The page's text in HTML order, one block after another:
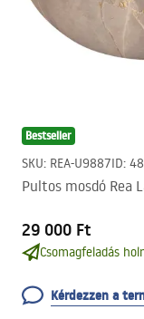
Bestseller
SKU: REA-U9887ID:
Pultos mosdó Rea
29 000 Ft
Csomagfeladás
Kérdezzen a